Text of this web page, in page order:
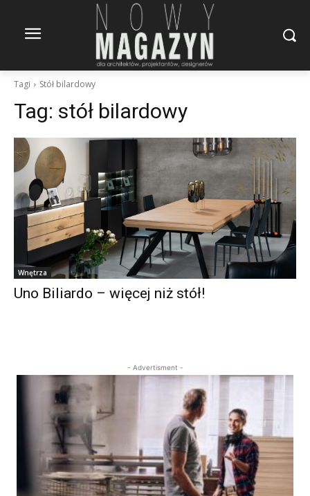
Tagi Stół bilardowy
Tag: stół bilardowy
Wnętrza
Uno Biliardo – więcej niż stół!
- Advertisment -